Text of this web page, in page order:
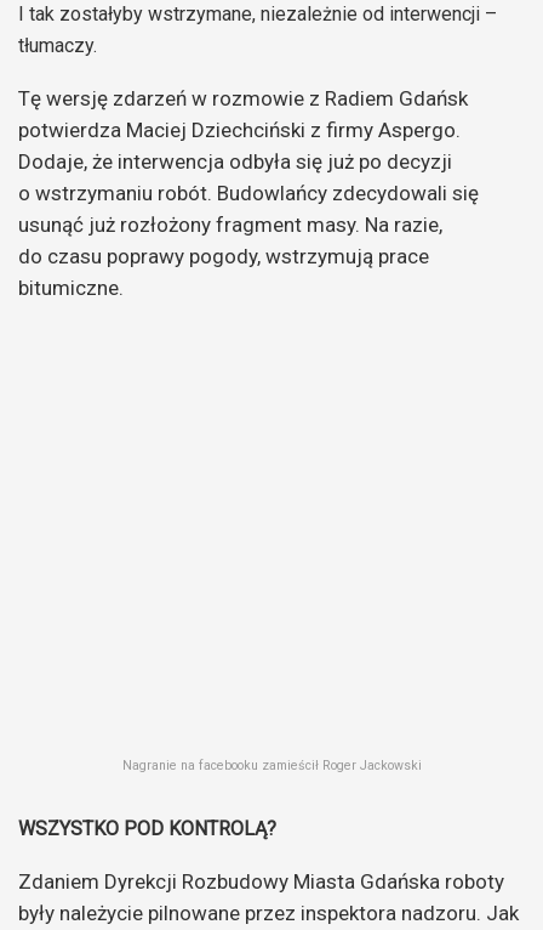
I tak zostałyby wstrzymane, niezależnie od interwencji –
tłumaczy.
Tę wersję zdarzeń w rozmowie z Radiem Gdańsk
potwierdza Maciej Dziechciński z firmy Aspergo.
Dodaje, że interwencja odbyła się już po decyzji
o wstrzymaniu robót. Budowlańcy zdecydowali się
usunąć już rozłożony fragment masy. Na razie,
do czasu poprawy pogody, wstrzymują prace
bitumiczne.
Nagranie na facebooku zamieścił Roger Jackowski
WSZYSTKO POD KONTROLĄ?
Zdaniem Dyrekcji Rozbudowy Miasta Gdańska roboty
były należycie pilnowane przez inspektora nadzoru. Jak